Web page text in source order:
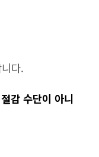
다.
감 수단이 아니